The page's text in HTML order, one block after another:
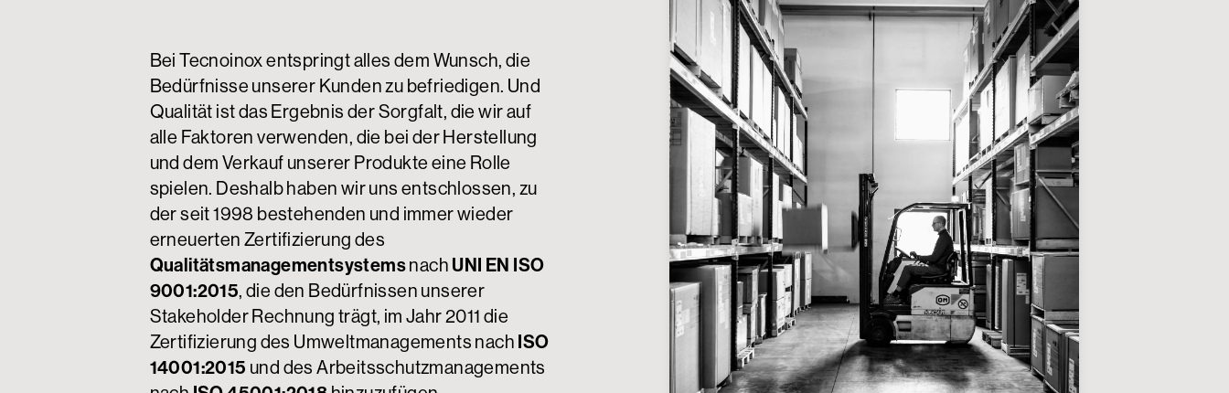
Bei Tecnoinox entspringt alles dem Wunsch, die
Bedürfnisse unserer Kunden zu befriedigen. Und
Qualität ist das Ergebnis der Sorgfalt, die wir auf
alle Faktoren verwenden, die bei der Herstellung
und dem Verkauf unserer Produkte eine Rolle
spielen. Deshalb haben wir uns entschlossen, zu
der seit 1998 bestehenden und immer wieder
erneuerten Zertifizierung des
Qualitätsmanagementsystemsnach UNI EN ISO
9001:2015, die den Bedürfnissen unserer
Stakeholder Rechnung trägt, im Jahr 2011 die
Zertifizierung des Umweltmanagements nach ISO
14001:2015 und des Arbeitsschutzmanagements